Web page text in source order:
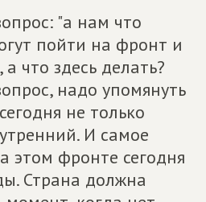
"а нам что
пойти на фронт и
что здесь делать?
надо упомянуть
не только
И самое
этом фронте сегодня
Страна должна